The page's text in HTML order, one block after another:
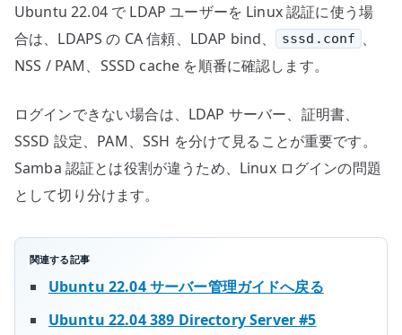
Ubuntu 22.04 で LDAP ユーザーを Linux 認証に使う場
合は、LDAPS の CA 信頼、LDAP bind、
sssd.conf 、
NSS / PAM、SSSD cache を順番に確認します。
ログインできない場合は、LDAP サーバー、証明書、
SSSD 設定、PAM、SSH を分けて見ることが重要です。
Samba 認証とは役割が違うため、Linux ログインの問題
として切り分けます。
関連する記事
Ubuntu 22.04 サーバー管理ガイドへ戻る
Ubuntu 22.04 389 Directory Server #5